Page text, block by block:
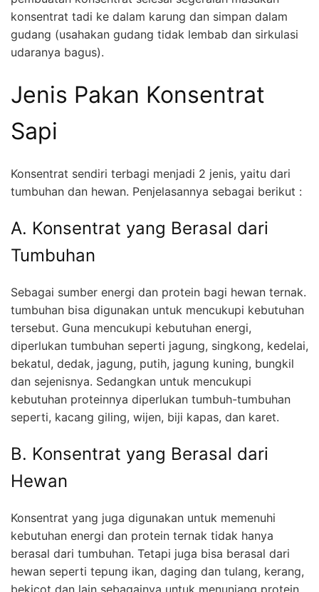
konsentrat tadi ke dalam karung dan simpan dalam
gudang (usahakan gudang tidak lembab dan sirkulasi
udaranya bagus).
Jenis Pakan Konsentrat
Sapi
Konsentrat sendiri terbagi menjadi 2 jenis, yaitu dari
tumbuhan dan hewan. Penjelasannya sebagai berikut :
A. Konsentrat yang Berasal dari
Tumbuhan
Sebagai sumber energi dan protein bagi hewan ternak.
tumbuhan bisa digunakan untuk mencukupi kebutuhan
tersebut. Guna mencukupi kebutuhan energi,
diperlukan tumbuhan seperti jagung, singkong, kedelai,
bekatul, dedak, jagung, putih, jagung kuning, bungkil
dan sejenisnya. Sedangkan untuk mencukupi
kebutuhan proteinnya diperlukan tumbuh-tumbuhan
seperti, kacang giling, wijen, biji kapas, dan karet.
B. Konsentrat yang Berasal dari
Hewan
Konsentrat yang juga digunakan untuk memenuhi
kebutuhan energi dan protein ternak tidak hanya
berasal dari tumbuhan. Tetapi juga bisa berasal dari
hewan seperti tepung ikan, daging dan tulang, kerang,
bekicot dan lain sebagainya untuk menunjang protein